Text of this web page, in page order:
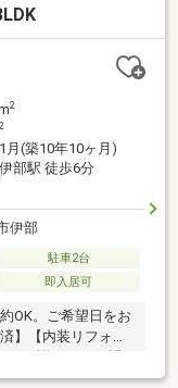
2
2
月(築10年10ヶ月)
部駅 徒歩6分
伊部
駐車2台
即入居可
OK。ご希望日をお
】【内装リフォー
能です。お電話か